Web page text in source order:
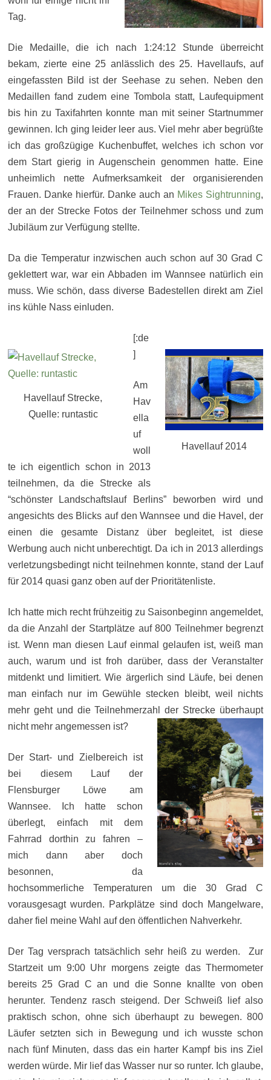
Tag.
Die Medaille, die ich nach 1:24:12 Stunde überreicht
bekam, zierte eine 25 anlässlich des 25. Havellaufs, auf
eingefassten Bild ist der Seehase zu sehen. Neben den
Medaillen fand zudem eine Tombola statt, Laufequipment
bis hin zu Taxifahrten konnte man mit seiner Startnummer
gewinnen. Ich ging leider leer aus. Viel mehr aber begrüßte
ich das großzügige Kuchenbuffet, welches ich schon vor
dem Start gierig in Augenschein genommen hatte. Eine
unheimlich nette Aufmerksamkeit der organisierenden
Frauen. Danke hierfür. Danke auch an Mikes Sightrunning,
der an der Strecke Fotos der Teilnehmer schoss und zum
Jubiläum zur Verfügung stellte.
Da die Temperatur inzwischen auch schon auf 30 Grad C
geklettert war, war ein Abbaden im Wannsee natürlich ein
muss. Wie schön, dass diverse Badestellen direkt am Ziel
ins kühle Nass einluden.
Havellauf 2014
Havellauf Strecke,
Quelle: runtastic
[:de
]
Am
Hav
ella
uf
woll
te ich eigentlich schon in 2013
teilnehmen, da die Strecke als
“schönster Landschaftslauf Berlins” beworben wird und
angesichts des Blicks auf den Wannsee und die Havel, der
einen die gesamte Distanz über begleitet, ist diese
Werbung auch nicht unberechtigt. Da ich in 2013 allerdings
verletzungsbedingt nicht teilnehmen konnte, stand der Lauf
für 2014 quasi ganz oben auf der Prioritätenliste.
Ich hatte mich recht frühzeitig zu Saisonbeginn angemeldet,
da die Anzahl der Startplätze auf 800 Teilnehmer begrenzt
ist. Wenn man diesen Lauf einmal gelaufen ist, weiß man
auch, warum und ist froh darüber, dass der Veranstalter
mitdenkt und limitiert.Wie ärgerlich sind Läufe, bei denen
man einfach nur im Gewühle stecken bleibt, weil nichts
mehr geht und die Teilnehmerzahl der Strecke überhaupt
nicht mehr angemessen ist?
Der Start- und Zielbereich ist
bei diesem Lauf der
Flensburger Löwe am
Wannsee. Ich hatte schon
überlegt, einfach mit dem
Fahrrad dorthin zu fahren –
mich dann aber doch
besonnen, da
hochsommerliche Temperaturen um die 30 Grad C
vorausgesagt wurden. Parkplätze sind doch Mangelware,
daher fiel meine Wahl auf den öffentlichen Nahverkehr.
Der Tag versprach tatsächlich sehr heiß zu werden. Zur
Startzeit um 9:00 Uhr morgens zeigte das Thermometer
bereits 25 Grad C an und die Sonne knallte von oben
herunter. Tendenz rasch steigend. Der Schweiß lief also
praktisch schon, ohne sich überhaupt zu bewegen. 800
Läufer setzten sich in Bewegung und ich wusste schon
nach fünf Minuten, dass das ein harter Kampf bis ins Ziel
werden würde. Mir lief das Wasser nur so runter. Ich glaube,